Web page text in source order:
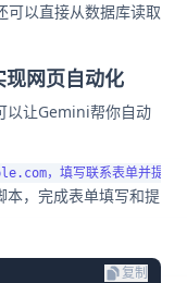
可以直接从数据库读取
网页自动化
以让Gemini帮你自动
，完成表单填写和提
复制